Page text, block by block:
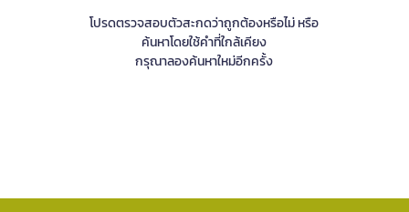
โปรดตรวจสอบตัวสะกดว่าถูกต้องหรือไม่ หรือ
ค้นหาโดยใช้คำที่ใกล้เคียง
กรุณาลองค้นหาใหม่อีกครั้ง